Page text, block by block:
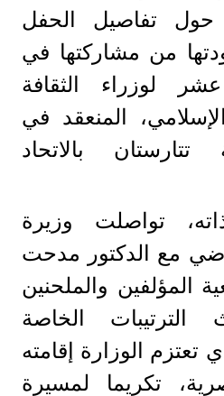
حول تفاصيل الحفل
من مشاركتها في
عشر لوزراء الثقافة
المنعقد في
بالاتحاد
تواصلت وزيرة
مع الدكتور مدحت
المؤلفين والملحنين
الترتيبات الخاصة
تعتزم الوزارة إقامته
تكريما لمسيرة